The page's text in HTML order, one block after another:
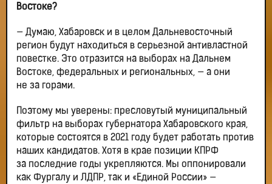
Востоке?
— Думаю, Хабаровск и в целом Дальневосточный
регион будут находиться в серьезной антивластной
повестке. Это отразится на выборах на Дальнем
Востоке, федеральных и региональных, — а они
не за горами.
Поэтому мы уверены: пресловутый муниципальный
фильтр на выборах губернатора Хабаровского края,
которые состоятся в 2021 году будет работать против
наших кандидатов. Хотя в крае позиции КПРФ
за последние годы укрепляются. Мы оппонировали
как Фургалу и ЛДПР, так и «Единой России» —